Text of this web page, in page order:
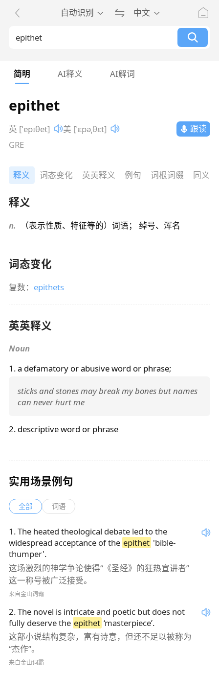
自动识别 中文
简明 AI释义 AI解词
epithet
英 [ˈepɪθet] 美 [ˈɛpəˌθɛt]
跟读
GRE
释义 词态变化 英英释义 例句 词根词缀 同义词
释义
n. （表示性质、特征等的）词语； 绰号、浑名
词态变化
复数： epithets
英英释义
Noun
1. a defamatory or abusive word or phrase;
sticks and stones may break my bones but names
can never hurt me
2. descriptive word or phrase
实用场景例句
全部 词语
1 .The heated theological debate led to the
widespread acceptance of the epithet 'bible-
thumper'.
这场激烈的神学争论使得“《圣经》的狂热宣讲者”
这一称号被广泛接受。
来自金山词霸
2.The novel is intricate and poetic but does not
fully deserve the epithet ‘masterpiece’.
这部小说结构复杂，富有诗意，但还不足以被称为
“杰作”。
来自金山词霸